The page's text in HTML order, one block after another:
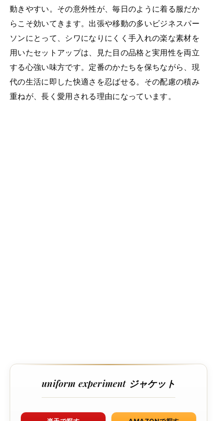
動きやすい。その意外性が、毎日のように着る服だか
らこそ効いてきます。出張や移動の多いビジネスパー
ソンにとって、シワになりにくく手入れの楽な素材を
用いたセットアップは、見た目の品格と実用性を両立
する心強い味方です。定番のかたちを保ちながら、現
代の生活に即した快適さを忍ばせる。その配慮の積み
重ねが、長く愛用される理由になっています。
uniform experiment ジャケット